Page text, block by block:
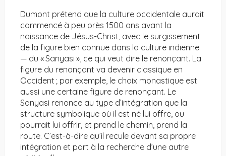
Dumont prétend que la culture occidentale aurait
commencé à peu près 1500 ans avant la
naissance de Jésus-Christ, avec le surgissement
de la figure bien connue dans la culture indienne
— du « Sanyasi », ce qui veut dire le renonçant. La
figure du renonçant va devenir classique en
Occident ; par exemple, le choix monastique est
aussi une certaine figure de renonçant. Le
Sanyasi renonce au type d’intégration que la
structure symbolique où il est né lui offre, ou
pourrait lui offrir, et prend le chemin, prend la
route. C’est-à-dire qu’il recule devant sa propre
intégration et part à la recherche d’une autre